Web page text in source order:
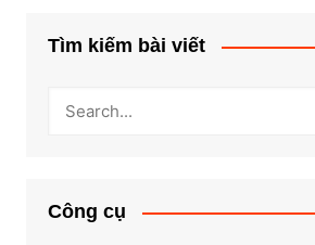
Tìm kiếm bài viết
Công cụ